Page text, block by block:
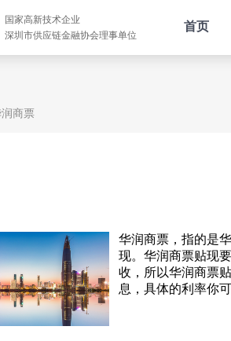
国家高新技术企业
深圳市供应链金融协会理事单位
首页
商票
华润商票，指的是
现。华润商票贴现
收，所以华润商票
息，具体的利率你